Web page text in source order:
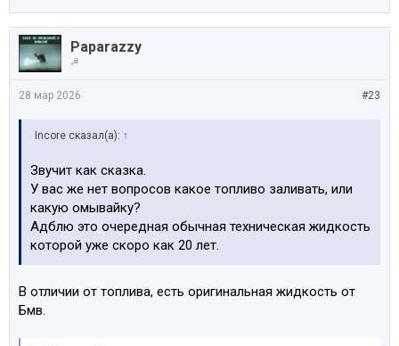
Paparazzy
☭
#23
28 мар 2026
Incore сказал(а): ↑
Звучит как сказка.
У вас же нет вопросов какое топливо заливать, или
какую омывайку?
Адблю это очередная обычная техническая жидкость
которой уже скоро как 20 лет.
В отличии от топлива, есть оригинальная жидкость от
Бмв.